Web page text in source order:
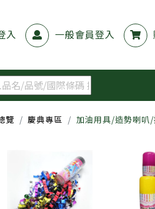
入 一般會員登入
覽 慶典專區 加油用具/造勢喇叭